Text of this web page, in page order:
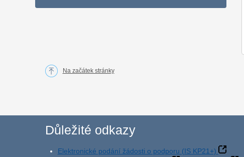
Na začátek stránky
Důležité odkazy
Elektronické podání žádosti o podporu (IS KP21+)